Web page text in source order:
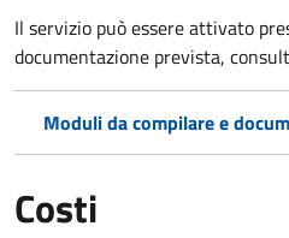
Il servizio può essere attivato
documentazione prevista,
Moduli da compilare e
Costi